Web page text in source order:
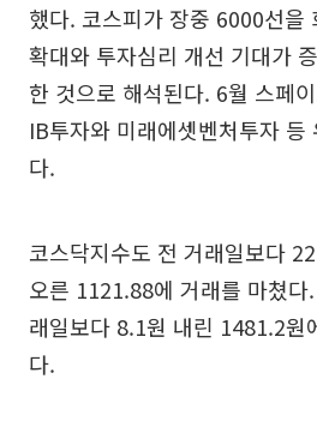
했다. 코스피가 장중 6000선을
확대와 투자심리 개선 기대가
한 것으로 해석된다. 6월 스페
IB투자와 미래에셋벤처투자 등
다.
코스닥지수도 전 거래일보다
오른 1121.88에 거래를 마쳤다
래일보다 8.1원 내린 1481.2원
다.